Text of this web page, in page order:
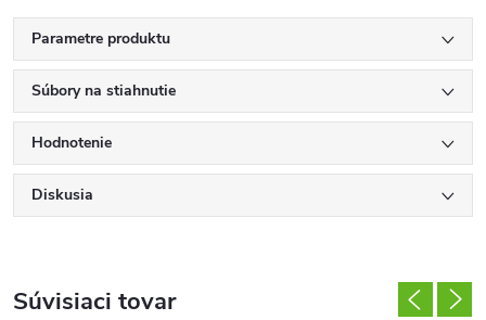
Parametre produktu
Súbory na stiahnutie
Hodnotenie
Diskusia
Súvisiaci tovar